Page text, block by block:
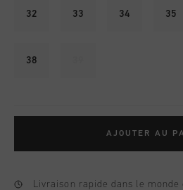
32 33 34 35
38
AJOUTER AU
Livraison rapide dans le monde